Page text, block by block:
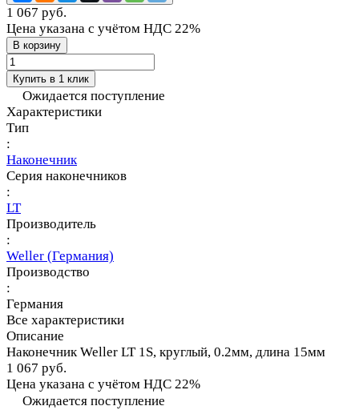
1 067 руб.
Цена указана с учётом НДС 22%
В корзину
Купить в 1 клик
Ожидается поступление
Характеристики
Тип
:
Наконечник
Серия наконечников
:
LT
Производитель
:
Weller (Германия)
Производство
:
Германия
Все характеристики
Описание
Наконечник Weller LT 1S, круглый, 0.2мм, длина 15мм
1 067 руб.
Цена указана с учётом НДС 22%
Ожидается поступление